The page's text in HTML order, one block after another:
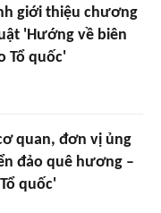
giới thiệu chương
'Hướng về biên
Tổ quốc'
quan, đơn vị ủng
đảo quê hương –
quốc'